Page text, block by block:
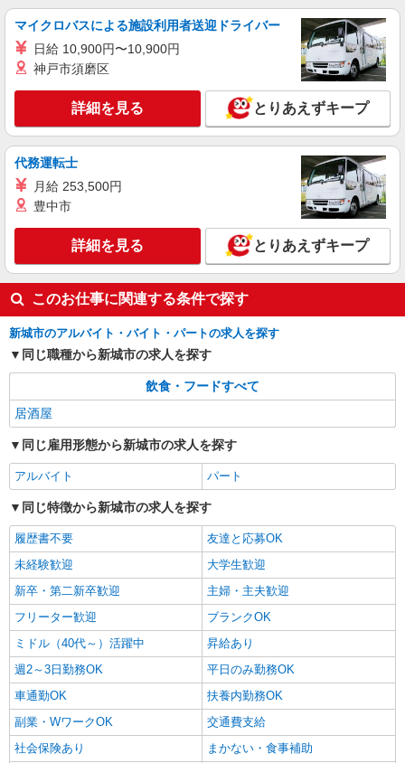
マイクロバスによる施設利用者送迎ドライバー
日給 10,900円〜10,900円
神戸市須磨区
詳細を見る とりあえずキープ
代務運転士
月給 253,500円
豊中市
詳細を見る とりあえずキープ
このお仕事に関連する条件で探す
新城市のアルバイト・バイト・パートの求人を探す
同じ職種から新城市の求人を探す
飲食・フードすべて
居酒屋
同じ雇用形態から新城市の求人を探す
アルバイト パート
同じ特徴から新城市の求人を探す
履歴書不要
友達と応募OK
未経験歓迎
大学生歓迎
新卒・第二新卒歓迎
主婦・主夫歓迎
フリーター歓迎
ブランクOK
ミドル（40代～）活躍中
昇給あり
週2～3日勤務OK
平日のみ勤務OK
車通勤OK
扶養内勤務OK
副業・WワークOK
交通費支給
社会保険あり
まかない・食事補助